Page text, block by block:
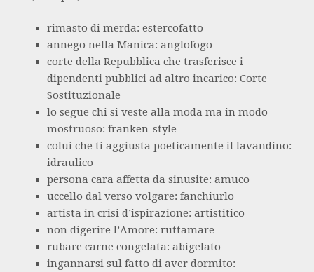
rimasto di merda: estercofatto
annego nella Manica: anglofogo
corte della Repubblica che trasferisce i
dipendenti pubblici ad altro incarico: Corte
Sostituzionale
lo segue chi si veste alla moda ma in modo
mostruoso: franken-style
colui che ti aggiusta poeticamente il lavandino:
idraulico
persona cara affetta da sinusite: amuco
uccello dal verso volgare: fanchiurlo
artista in crisi d’ispirazione: artistitico
non digerire l’Amore: ruttamare
rubare carne congelata: abigelato
ingannarsi sul fatto di aver dormito: